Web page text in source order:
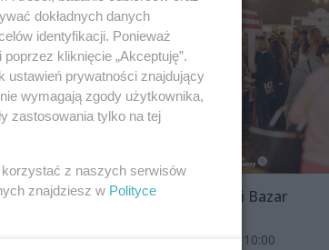
z Wami na
Szczeciński Bazar
9 sierpnia 2026, 10:00
dokładnych danych
identyfikacji. Ponieważ
kliknięcie „Akceptuję”.
ustawień prywatności znajdujący
wymagają zgody użytkownika,
zastosowania tylko na tej
z naszych serwisów
znajdziesz w Polityce